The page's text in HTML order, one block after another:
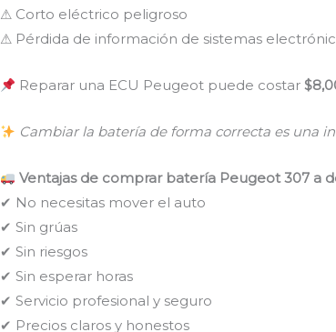
⚠ Corto eléctrico peligroso
⚠ Pérdida de información de sistemas
Reparar una ECU Peugeot puede costar
Cambiar la batería de forma correcta es una
Ventajas de comprar batería Peugeot 307 a
✔ No necesitas mover el auto
✔ Sin grúas
✔ Sin riesgos
✔ Sin esperar horas
✔ Servicio profesional y seguro
✔ Precios claros y honestos